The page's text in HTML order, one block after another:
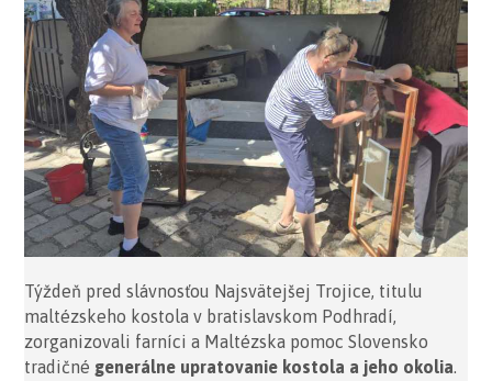
Týždeň pred slávnosťou Najsvätejšej Trojice, titulu
maltézskeho kostola v bratislavskom Podhradí,
zorganizovali farníci a Maltézska pomoc Slovensko
tradičné generálne upratovanie kostola a jeho okolia.